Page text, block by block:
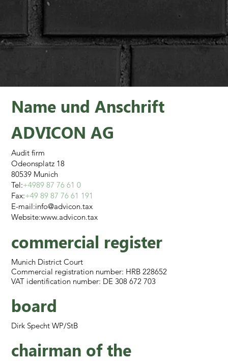
Name und Anschrift
ADVICON AG
Audit firm
Odeonsplatz 18
80539 Munich
Tel:+4989 87 76 61 0
Fax:+49 89 87 76 61 191
E-mail:info@advicon.tax
Website:www.advicon.tax
commercial register
Munich District Court
Commercial registration number: HRB 228652
VAT identification number: DE 308 672 703
board
Dirk Specht WP/StB
chairman of the